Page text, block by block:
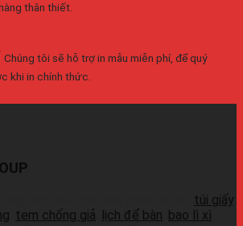
thân thiết.
Chúng tôi sẽ hỗ trợ in mẫu miễn phí, để quý
khi in chính thức.
túi giấy
tem chống giả lịch để bàn bao lì xì